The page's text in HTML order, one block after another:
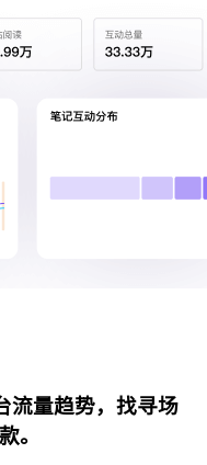
流量趋势，找寻场
。